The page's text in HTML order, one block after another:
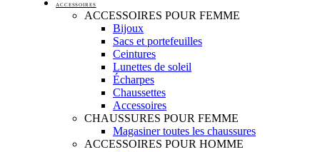
ACCESSOIRES
ACCESSOIRES POUR FEMME
Bijoux
Sacs et portefeuilles
Ceintures
Lunettes de soleil
Écharpes
Chaussettes
Accessoires
CHAUSSURES POUR FEMME
Magasiner toutes les chaussures
ACCESSOIRES POUR HOMME